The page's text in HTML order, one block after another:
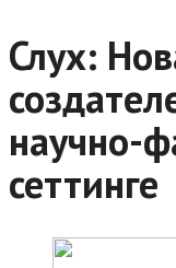
Слух:
научно-
сеттинге